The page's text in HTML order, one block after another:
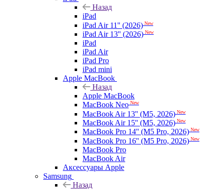
Назад
iPad
iPad Air 11'' (2026) New
iPad Air 13'' (2026) New
iPad
iPad Air
iPad Pro
iPad mini
Apple MacBook
Назад
Apple MacBook
MacBook Neo New
MacBook Air 13'' (M5, 2026) New
MacBook Air 15'' (M5, 2026) New
MacBook Pro 14'' (M5 Pro, 2026) New
MacBook Pro 16'' (M5 Pro, 2026) New
MacBook Pro
MacBook Air
Аксессуары Apple
Samsung
Назад